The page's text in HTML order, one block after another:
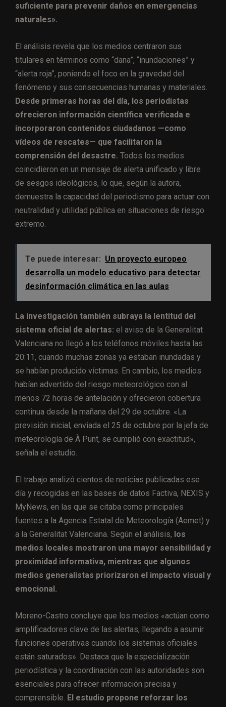
suficiente para prevenir daños en emergencias
naturales».
El análisis revela que los medios centraron sus
titulares en términos como “dana”, “inundaciones” y
“alerta roja”, poniendo el foco en la gravedad del
fenómeno y sus consecuencias humanas y materiales.
Desde primeras horas del día, los periodistas
ofrecieron información científica verificada e
incorporaron contenidos ciudadanos —como
vídeos de rescates— que facilitaron la
comprensión del desastre. Todos los medios
coincidieron en un mensaje de alerta unificado y libre
de sesgos ideológicos, lo que, según la autora,
demuestra la capacidad del periodismo para actuar con
neutralidad y utilidad pública en situaciones de riesgo
extremo.
Te puede interesar: Un proyecto europeo
desarrolla un modelo educativo para detectar
desinformación climática en las aulas
La investigación también subraya la lentitud del
sistema oficial de alertas: el aviso de la Generalitat
Valenciana no llegó a los teléfonos móviles hasta las
20:11, cuando muchas zonas ya estaban inundadas y
se habían producido víctimas. En cambio, los medios
habían advertido del riesgo meteorológico con al
menos 72 horas de antelación y ofrecieron cobertura
continua desde la mañana del 29 de octubre. «La
previsión inicial, enviada el 25 de octubre por la jefa de
meteorología de À Punt, se cumplió con exactitud»,
señala el estudio.
El trabajo analizó cientos de noticias publicadas ese
día y recogidas en las bases de datos Factiva, NEXIS y
MyNews, en las que se citaba como principales
fuentes a la Agencia Estatal de Meteorología (Aemet) y
a la Generalitat Valenciana. Según el análisis, los
medios locales mostraron una mayor sensibilidad y
proximidad informativa, mientras que algunos
medios generalistas priorizaron el impacto visual y
emocional.
Moreno-Castro concluye que los medios «actúan como
amplificadores clave de las alertas, llegando a asumir
funciones operativas cuando los sistemas oficiales
están saturados». Destaca que la especialización
periodística y la coordinación con las autoridades son
esenciales para ofrecer información precisa y
comprensible. El estudio propone reforzar los